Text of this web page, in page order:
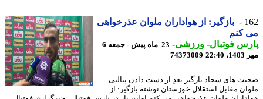
بازگیر: از هواداران ملوان عذرخواهی
کنم
فوتبال-ورزشی-
23 ماه پیش - جمعه 6
74373009
های سجاد بارگیر بعدِ از دست دادن پنالتی
مقابل استقلال خوزستان نوشته بازگیر: از